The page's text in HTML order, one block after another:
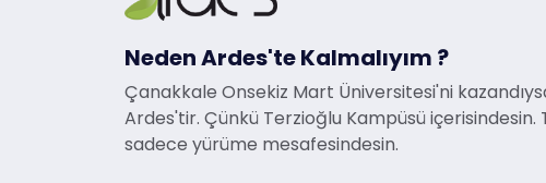
Neden Ardes'te Kalmalıyım ?
Çanakkale Onsekiz Mart Üniversitesi'ni
Ardes'tir. Çünkü Terzioğlu Kampüsü
sadece yürüme mesafesindesin.